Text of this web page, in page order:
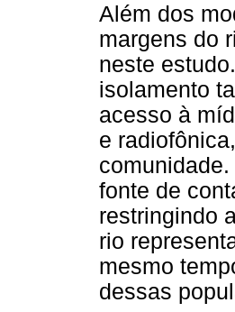
Além dos
margens do
neste
isolamento
acesso à
e
fonte de
restringindo
rio
mesmo
dessas